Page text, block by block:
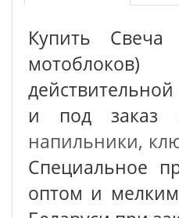
Купить Свеча
и под заказ
напильники,
Специальное
оптом и мелким